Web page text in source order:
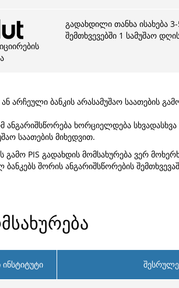
გადახდილი თანხა ისახება
შემთხვევებში 1 სამუშაო
არჩეული ბანკის არასამუშაო საათების
ხორციელდება სხვადასხვა
საათების მიხედვით.
გამო PIS გადახდის მომსახურება ვერ
ბანკებს შორის ანგარიშსწორების